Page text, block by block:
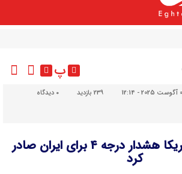
پ
239 بازدید دیدگاه
وزارت خارجه آمریکا هشدار درجه ۴ برای ایران صادر
کرد